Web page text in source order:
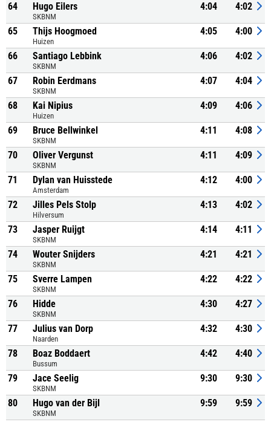
64 Hugo Eilers
SKBNM
4:04 4:02
65 Thijs Hoogmoed
Huizen
4:05 4:00
66 Santiago Lebbink
SKBNM
4:06 4:02
67 Robin Eerdmans
SKBNM
4:07 4:04
68 Kai Nipius
Huizen
4:09 4:06
69 Bruce Bellwinkel
SKBNM
4:11 4:08
70 Oliver Vergunst
SKBNM
4:11 4:09
71 Dylan van Huisstede
Amsterdam
4:12 4:00
72 Jilles Pels Stolp
Hilversum
4:13 4:02
73 Jasper Ruijgt
SKBNM
4:14 4:11
74 Wouter Snijders
SKBNM
4:21 4:21
75 Sverre Lampen
SKBNM
4:22 4:22
76 Hidde
SKBNM
4:30 4:27
77 Julius van Dorp
Naarden
4:32 4:30
78 Boaz Boddaert
Bussum
4:42 4:40
79 Jace Seelig
SKBNM
9:30 9:30
80 Hugo van der Bijl
SKBNM
9:59 9:59